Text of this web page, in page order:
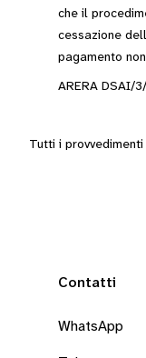
che il
cessazione
pagamento
ARERA DSAI/
Tutti i
Contatti
WhatsApp